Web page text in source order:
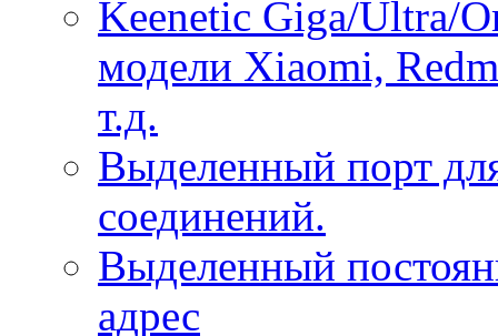
Keenetic Giga/Ultra/
модели Xiaomi,
т.д.
Выделенный порт
соединений.
Выделенный
адрес